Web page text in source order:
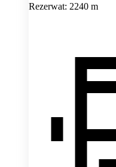
Rezerwat: 2240 m